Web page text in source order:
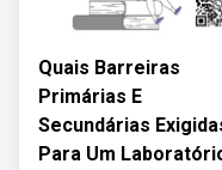
Quais Barreiras
Primárias E
Secundárias
Para Um